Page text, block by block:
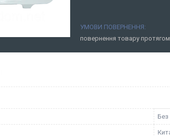
повернення товару протягом
Без